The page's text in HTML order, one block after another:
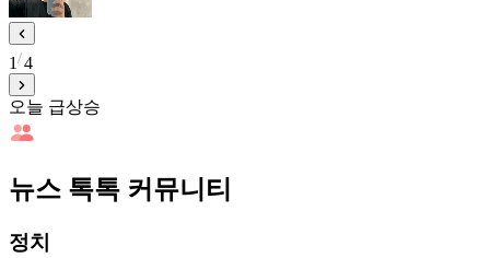
1 4
오늘 급상승
뉴스 톡톡 커뮤니티
정치